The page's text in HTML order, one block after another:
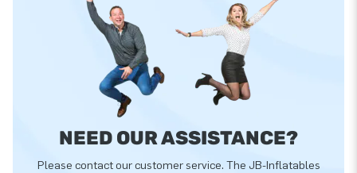
NEED OUR ASSISTANCE?
Please contact our customer service. The JB-Inflatables